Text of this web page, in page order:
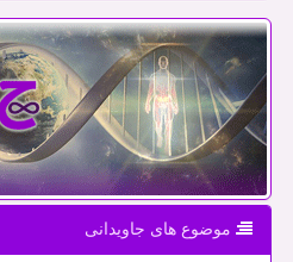
موضوع های جاویدانی